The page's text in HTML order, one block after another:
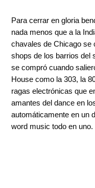
Para cerrar en gloria
nada menos que a la
chavales de Chicago se
shops de los barrios del
se compró cuando
House como la 303, la
ragas electrónicas que
amantes del dance en
automáticamente en un
word music todo en uno.